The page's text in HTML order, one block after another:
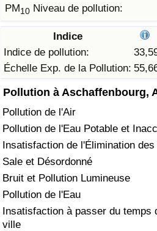
PM10 Niveau de pollution:
Indice
Indice de pollution:
Échelle Exp. de la Pollution:
Pollution à Aschaffenbourg,
Pollution de l'Air
Pollution de l'Eau Potable et
Insatisfaction de l'Élimination des
Sale et Désordonné
Bruit et Pollution Lumineuse
Pollution de l'Eau
Insatisfaction à passer du temps
ville
à Akaba
Criminalité
Indice de Criminalité (Actuel)
Indice de Criminalité
Indice de criminalité par pays
Soins de santé
Indice des soins de santé